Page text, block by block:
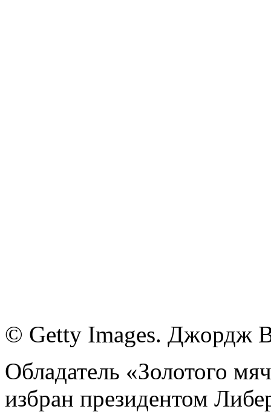
© Getty Images. Джoрдж
Обладатель «Золотого
избран президентом